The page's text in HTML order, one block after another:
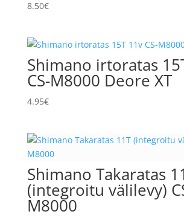
8.50€
Shimano irtoratas
CS-M8000 Deore XT
4.95€
Shimano Takaratas
(integroitu välilevy)
M8000